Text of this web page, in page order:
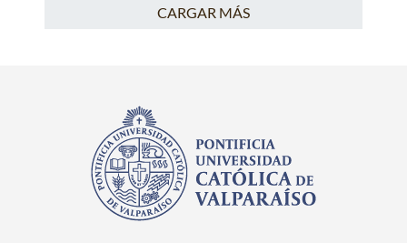
CARGAR MÁS